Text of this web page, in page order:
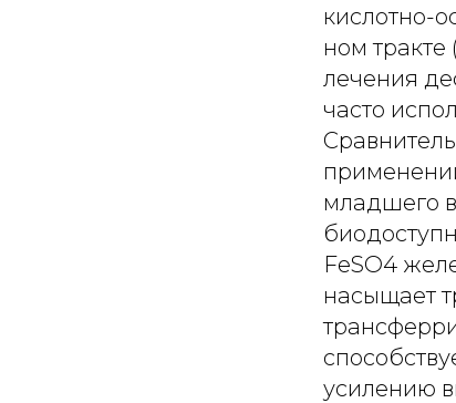
кислотно-
ном
лечения
часто
младшего
FeSO4
насыщает
усилению